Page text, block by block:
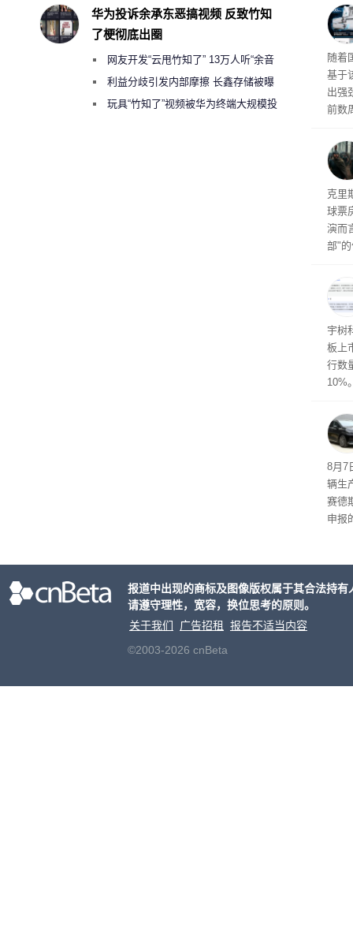
价
0英
当
斯顿
保护
传
随着
基于
出强
前数
限
粒的
频水
导演
克里
球票
演而
部"
士
点
宇树
板上
行数
10%
8月7
辆生
赛德
申报
2mm
华为投诉余承东恶搞视频 反致竹知
了梗彻底出圈
网友开发“云甩竹知了” 13万人听“余音
绕梁”利益分歧引发内部摩擦 长鑫存储被曝
曾将华为驻场工程师驱逐出研发基地
玩具“竹知了”视频被华为终端大规模投
报道中出现的商标及图像版权属于其合法持
请遵守理性，宽容，换位思考的原则。
关于我们
广告招租
报告不适当内容
©2003-2026 cnBeta